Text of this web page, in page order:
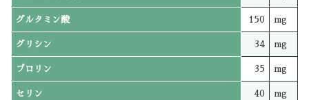
グルタミン酸 150 mg
グリシン 34 mg
プロリン 35 mg
セリン 40 mg